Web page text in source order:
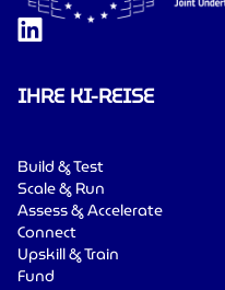
IHRE KI-REISE
Build & Test
Scale & Run
Assess & Accelerate
Connect
Upskill & Train
Fund